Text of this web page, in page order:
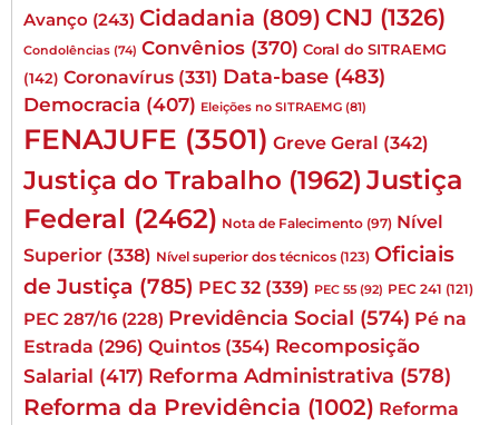
Avanço (243) Cidadania (809) CNJ (1326)
Condolências (74) Convênios (370) Coral do SITRAEMG
(142) Coronavírus (331) Data-base (483)
Democracia (407) Eleições no SITRAEMG (81)
FENAJUFE (3501) Greve Geral (342)
Justiça do Trabalho (1962) Justiça
Federal (2462) Nota de Falecimento (97) Nível
Superior (338) Nível superior dos técnicos (123) Oficiais
de Justiça (785) PEC 32 (339) PEC 55 (92) PEC 241 (121)
PEC 287/16 (228) Previdência Social (574) Pé na
Estrada (296) Quintos (354) Recomposição
Salarial (417) Reforma Administrativa (578)
Reforma da Previdência (1002) Reforma